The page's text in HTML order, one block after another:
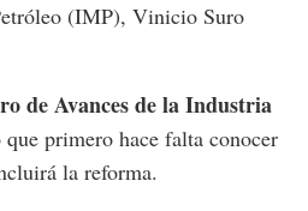
(IMP), Vinicio Suro
de Avances de la Industria
que primero hace falta conocer
la reforma.